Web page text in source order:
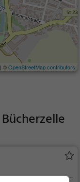
| ©OpenStreetMap contributors
Bücherzelle